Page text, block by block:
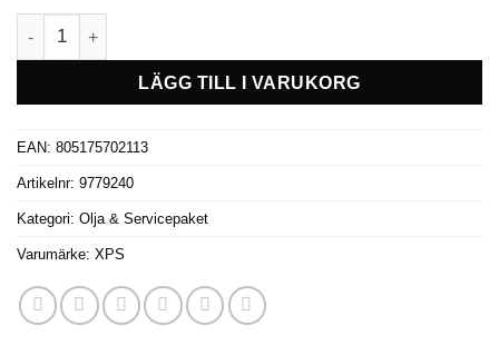
XPS Syntetisk 4T 10W-50 olja -0,946 Liter mängd
LÄGG TILL I VARUKORG
EAN: 805175702113
Artikelnr: 9779240
Kategori: Olja & Servicepaket
Varumärke: XPS